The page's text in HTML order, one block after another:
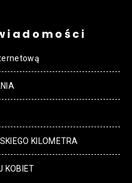
KILOMETRA
KOBIET